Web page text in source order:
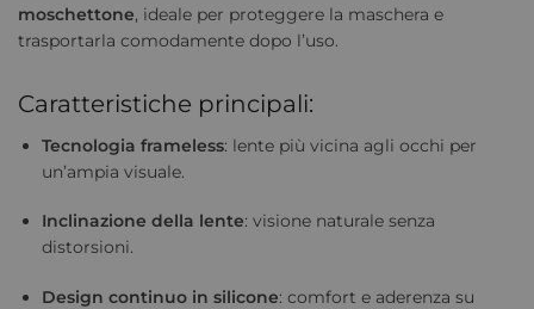
moschettone, ideale per proteggere la maschera e
trasportarla comodamente dopo l’uso.
Caratteristiche principali:
Tecnologia frameless: lente più vicina agli occhi per
un’ampia visuale.
Inclinazione della lente: visione naturale senza
distorsioni.
Design continuo in silicone: comfort e aderenza su